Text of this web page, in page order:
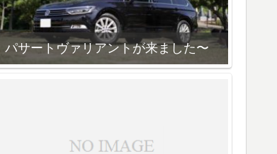
パサートヴァリアントが来ました〜